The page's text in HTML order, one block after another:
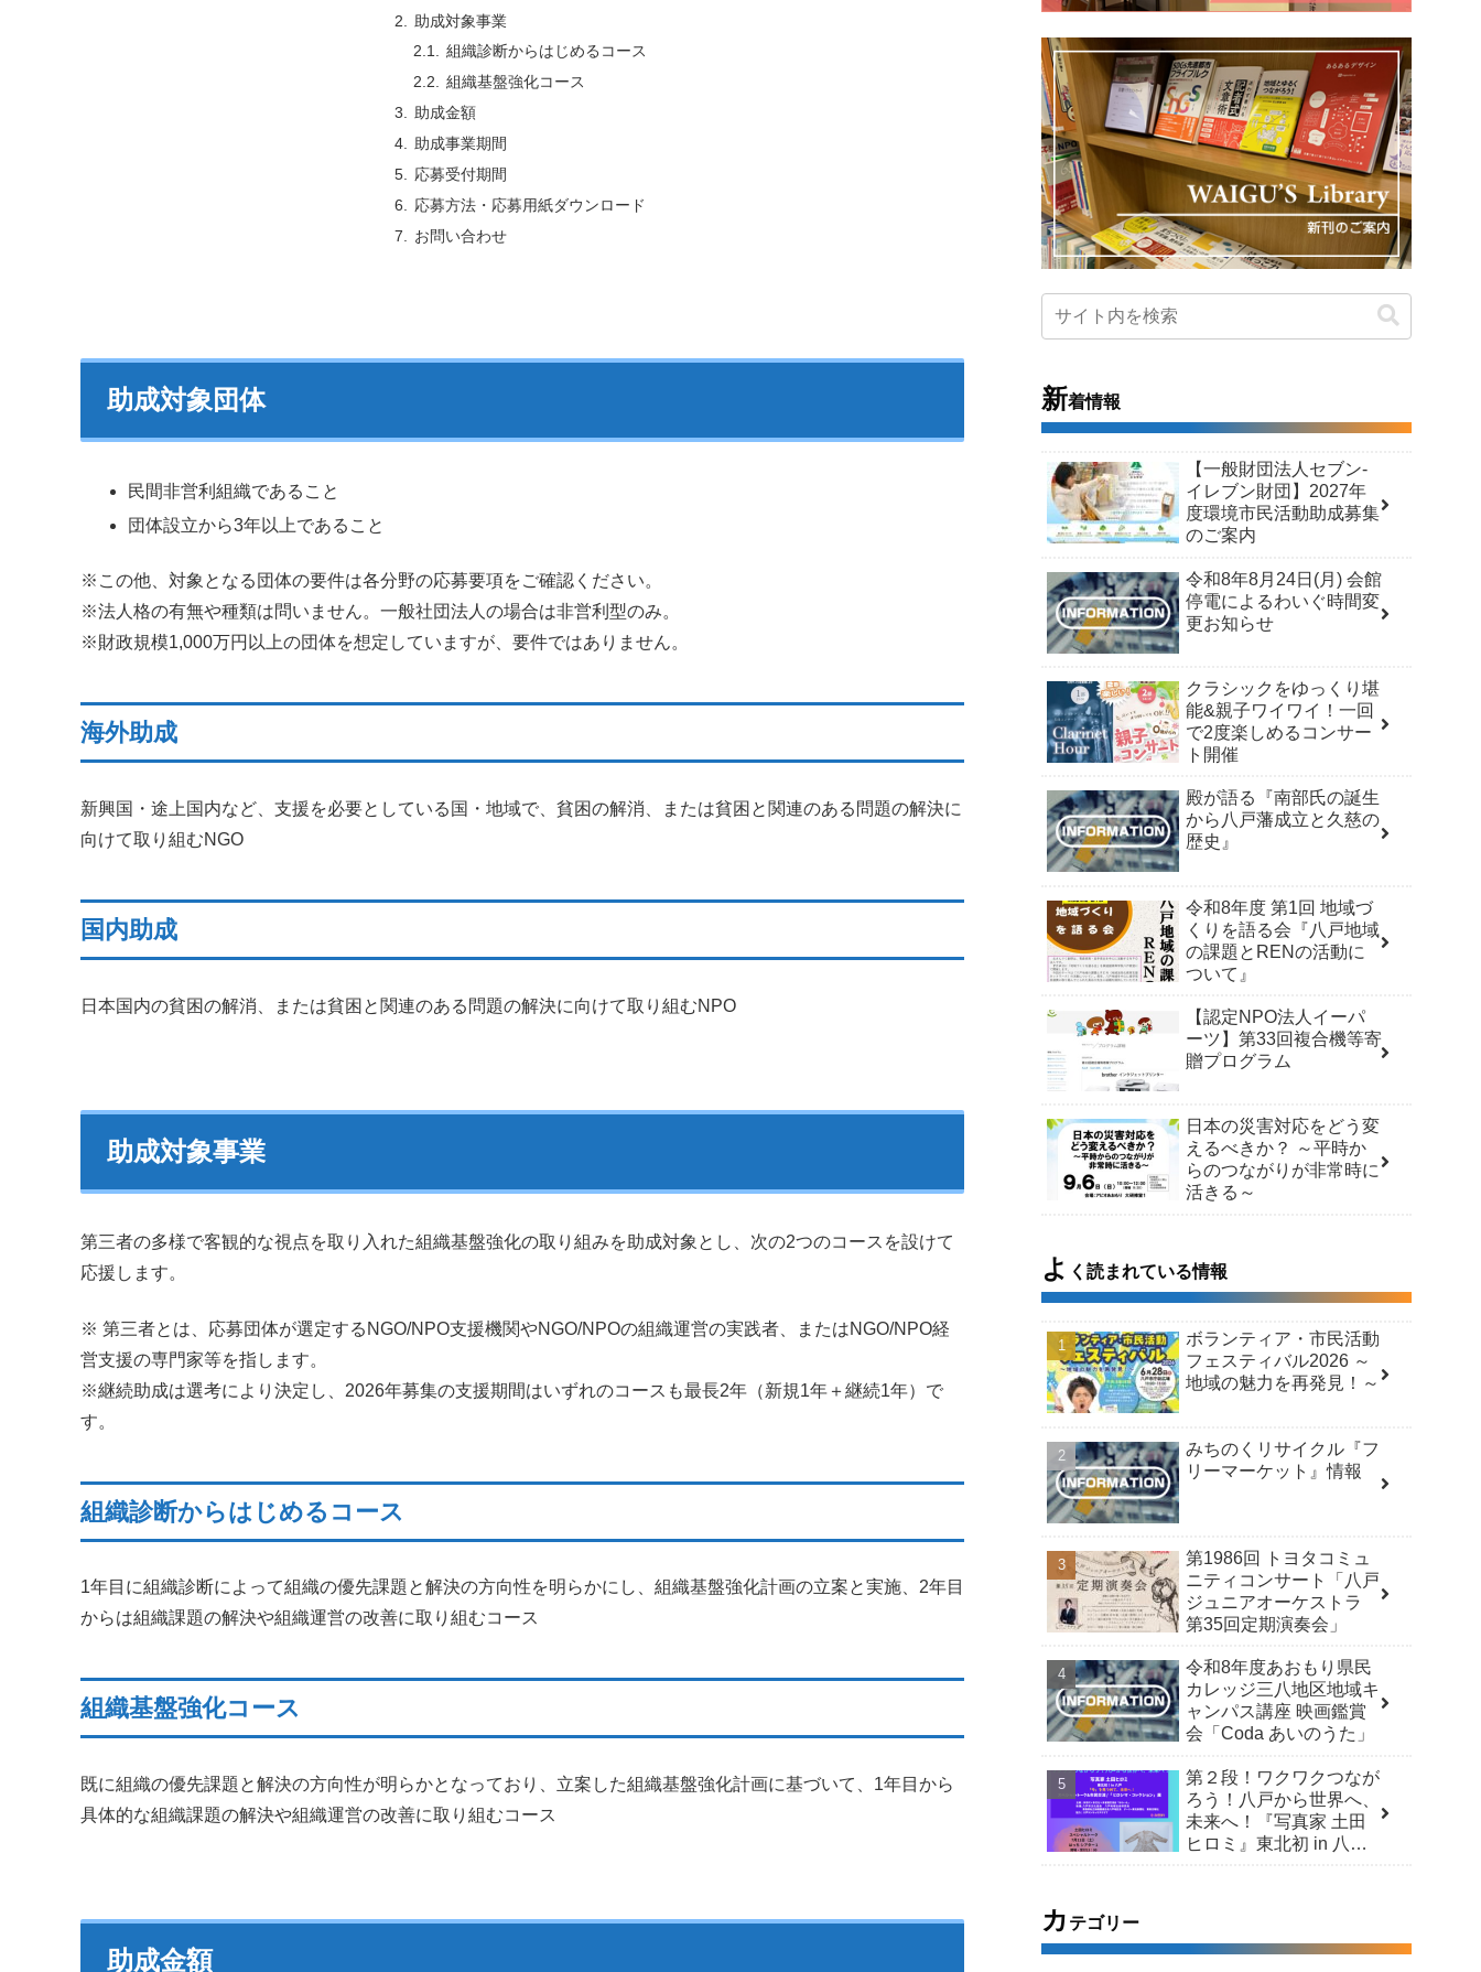
助成対象事業
組織診断からはじめるコース
組織基盤強化コース
助成金額
助成事業期間
応募受付期間
応募方法・応募用紙ダウンロード
お問い合わせ
助成対象団体
民間非営利組織であること
団体設立から3年以上であること
※この他、対象となる団体の要件は各分野の応募要項をご確認ください。
※法人格の有無や種類は問いません。一般社団法人の場合は非営利型のみ。
※財政規模1,000万円以上の団体を想定していますが、要件ではありません。
海外助成
新興国・途上国内など、支援を必要としている国・地域で、貧困の解消、または貧困と関連のある問題の解決に
向けて取り組むNGO
国内助成
日本国内の貧困の解消、または貧困と関連のある問題の解決に向けて取り組むNPO
助成対象事業
第三者の多様で客観的な視点を取り入れた組織基盤強化の取り組みを助成対象とし、次の2つのコースを設けて
応援します。
※ 第三者とは、応募団体が選定するNGO/NPO支援機関やNGO/NPOの組織運営の実践者、またはNGO/NPO経
営支援の専門家等を指します。
※継続助成は選考により決定し、2026年募集の支援期間はいずれのコースも最長2年（新規1年＋継続1年）で
す。
組織診断からはじめるコース
1年目に組織診断によって組織の優先課題と解決の方向性を明らかにし、組織基盤強化計画の立案と実施、2年目
からは組織課題の解決や組織運営の改善に取り組むコース
組織基盤強化コース
既に組織の優先課題と解決の方向性が明らかとなっており、立案した組織基盤強化計画に基づいて、1年目から
具体的な組織課題の解決や組織運営の改善に取り組むコース
助成金額
新着情報
【一般財団法人セブン-
イレブン財団】2027年
度環境市民活動助成募集
のご案内
令和8年8月24日(月) 会館
停電によるわいぐ時間変
更お知らせ
クラシックをゆっくり堪
能&親子ワイワイ！一回
で2度楽しめるコンサー
ト開催
殿が語る『南部氏の誕生
から八戸藩成立と久慈の
歴史』
令和8年度 第1回 地域づ
くりを語る会『八戸地域
の課題とRENの活動に
ついて』
【認定NPO法人イーパ
ーツ】第33回複合機等寄
贈プログラム
日本の災害対応をどう変
えるべきか？ ～平時か
らのつながりが非常時に
活きる～
よ く読まれている情報
ボランティア・市民活動
フェスティバル2026 ～
地域の魅力を再発見！～
みちのくリサイクル『フ
リーマーケット』情報
第1986回 トヨタコミュ
ニティコンサート「八戸
ジュニアオーケストラ
第35回定期演奏会」
令和8年度あおもり県民
カレッジ三八地区地域キ
ャンパス講座 映画鑑賞
会「Coda あいのうた」
第２段！ワクワクつなが
ろう！八戸から世界へ、
未来へ！『写真家 土田
ヒロミ』東北初 in 八戸
カ テゴリー